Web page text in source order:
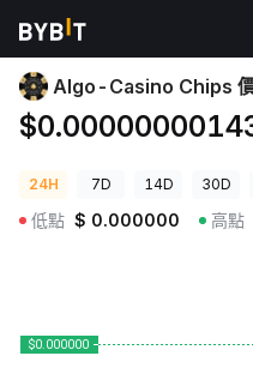
加密貨幣價格
Algo-Casino Chips
24H 7D 14D 30D
低點 $ 0.000000 高點